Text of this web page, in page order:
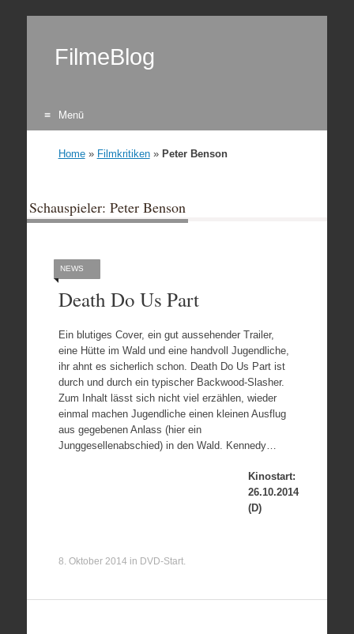
FilmeBlog
Menü
Home» Filmkritiken» Peter Benson
Schauspieler: Peter Benson
NEWS
Death Do Us Part
Ein blutiges Cover, ein gut aussehender Trailer,
eine Hütte im Wald und eine handvoll Jugendliche,
ihr ahnt es sicherlich schon. Death Do Us Part ist
durch und durch ein typischer Backwood-Slasher.
Zum Inhalt lässt sich nicht viel erzählen, wieder
einmal machen Jugendliche einen kleinen Ausflug
aus gegebenen Anlass (hier ein
Junggesellenabschied) in den Wald. Kennedy…
Kinostart:
26.10.2014
(D)
8. Oktober 2014 in DVD-Start.